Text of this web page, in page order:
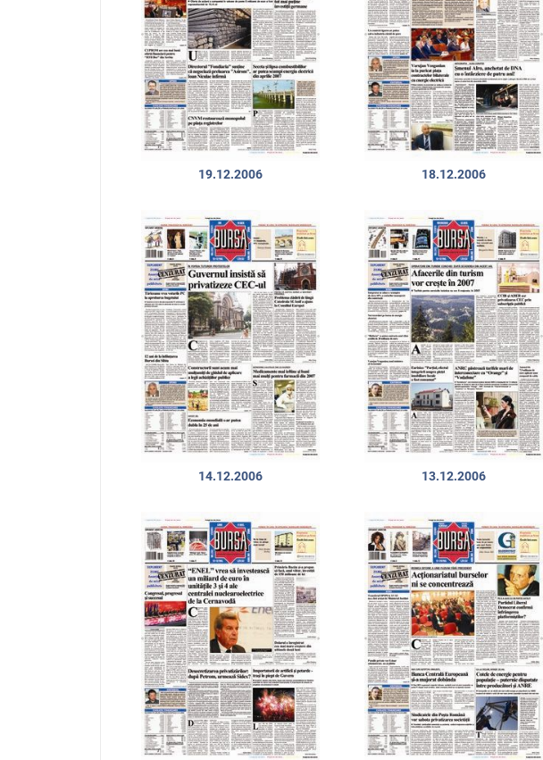
19.12.2006 18.12.2006
14.12.2006 13.12.2006